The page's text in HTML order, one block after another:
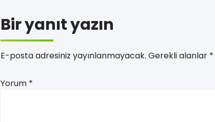
Bir yanıt yazın
E-posta adresiniz yayınlanmayacak. Gerekli alanlar *
Yorum *